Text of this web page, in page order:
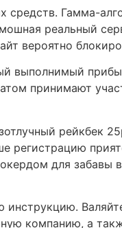
средств. Гамма-
реальный
вероятно
выполнимый
принимают
рейкбек
регистрацию
для забавы
компанию, а